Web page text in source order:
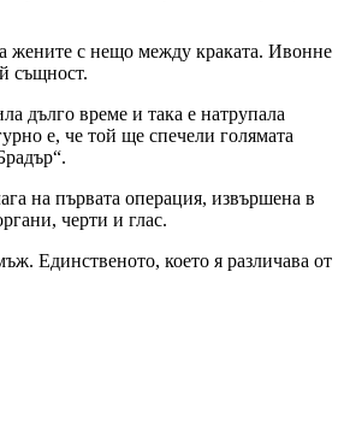
жените с нещо между краката. Ивонне
същност.
дълго време и така е натрупала
е, че той ще спечели голямата
на първата операция, извършена в
черти и глас.
Единственото, което я различава от